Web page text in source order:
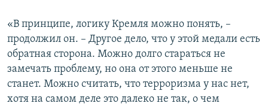
«В принципе, логику Кремля можно понять, –
продолжил он. – Другое дело, что у этой медали есть
обратная сторона. Можно долго стараться не
замечать проблему, но она от этого меньше не
станет. Можно считать, что терроризма у нас нет,
хотя на самом деле это далеко не так, о чем